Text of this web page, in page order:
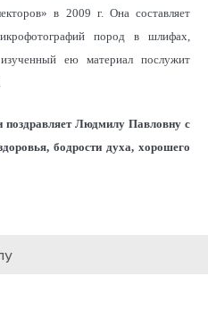
в 2009 г. Она составляет
пород в шлифах,
ею материал послужит
поздравляет Людмилу Павловну с
бодрости духа, хорошего